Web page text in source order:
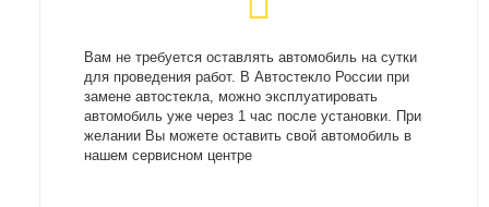
Вам не требуется оставлять автомобиль на сутки
для проведения работ. В Автостекло России при
замене автостекла, можно эксплуатировать
автомобиль уже через 1 час после установки. При
желании Вы можете оставить свой автомобиль в
нашем сервисном центре